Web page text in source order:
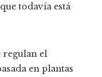
todavía está
regulan el
en plantas